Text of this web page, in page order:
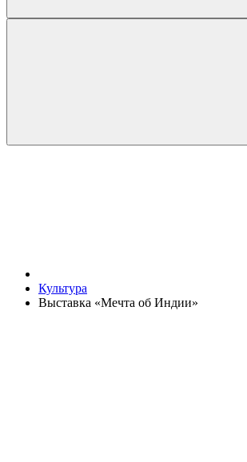
Культура
Выставка «Мечта об Индии»